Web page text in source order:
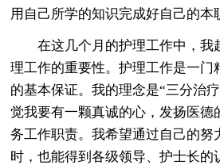
用自己所学的知识完成好自己的本
在这几个月的护理工作中，我
理工作的重要性。护理工作是一门
的基本保证。我的理念是“三分治
觉我要有一颗真诚的心，发扬医德
务工作职责。我希望通过自己的努
时，也能得到各级领导、护士长的